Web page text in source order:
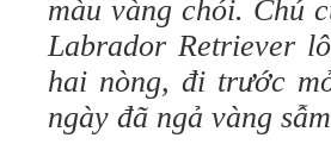
màu vàng chói. Chú
Labrador Retriever
hai nòng, đi trước
ngày đã ngả vàng